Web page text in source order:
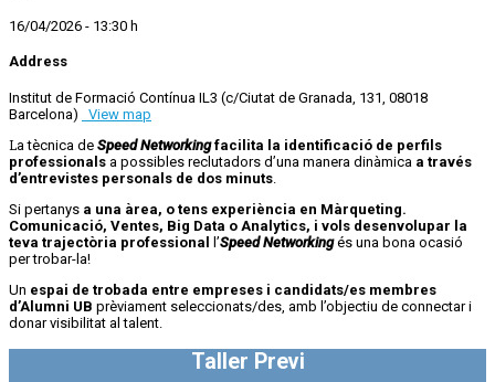
16/04/2026 - 13:30 h
Address
Institut de Formació Contínua IL3 (c/Ciutat de Granada, 131, 08018
Barcelona)
View map
La tècnica de Speed Networkingfacilita la identificació de perfils
professionals a possibles reclutadors d’una manera dinàmica a través
d’entrevistes personals de dos minuts
Si pertanys a una àrea, o tens experiència en Màrqueting.
Comunicació, Ventes, Big Data o Analytics, i vols desenvolupar la
teva trajectòria professional l’Speed Networkingés una bona ocasió
per trobar-la!
Un espai de trobada entre empreses i candidats/es membres
d’Alumni UB prèviament seleccionats/des, amb l’objectiu de connectar i
donar visibilitat al talent.
Taller Previ